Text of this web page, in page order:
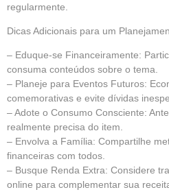
regularmente.
Dicas Adicionais para um
– Eduque-se Financeiramente:
consuma conteúdos sobre o tema.
– Planeje para Eventos Futuros:
comemorativas e evite dívidas
– Adote o Consumo Consciente:
realmente precisa do item.
– Envolva a Família: Compartilhe
financeiras com todos.
– Busque Renda Extra: Considere
online para complementar sua